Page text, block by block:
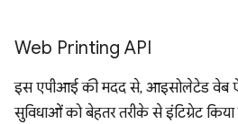
Web Printing API
इस एपीआई की मदद से, आइसोलेटेड वेब
सुविधाओं को बेहतर तरीके से इंटिग्रेट